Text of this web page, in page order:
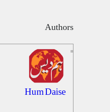
Authors
Hum Daise